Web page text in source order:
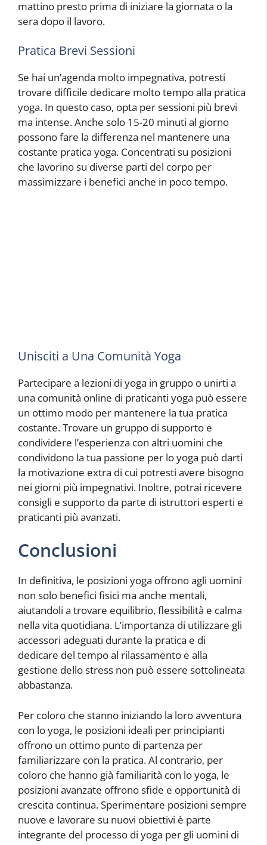
mattino presto prima di iniziare la giornata o la
sera dopo il lavoro.
Pratica Brevi Sessioni
Se hai un’agenda molto impegnativa, potresti
trovare difficile dedicare molto tempo alla pratica
yoga. In questo caso, opta per sessioni più brevi
ma intense. Anche solo 15-20 minuti al giorno
possono fare la differenza nel mantenere una
costante pratica yoga. Concentrati su posizioni
che lavorino su diverse parti del corpo per
massimizzare i benefici anche in poco tempo.
Unisciti a Una Comunità Yoga
Partecipare a lezioni di yoga in gruppo o unirti a
una comunità online di praticanti yoga può essere
un ottimo modo per mantenere la tua pratica
costante. Trovare un gruppo di supporto e
condividere l’esperienza con altri uomini che
condividono la tua passione per lo yoga può darti
la motivazione extra di cui potresti avere bisogno
nei giorni più impegnativi. Inoltre, potrai ricevere
consigli e supporto da parte di istruttori esperti e
praticanti più avanzati.
Conclusioni
In definitiva, le posizioni yoga offrono agli uomini
non solo benefici fisici ma anche mentali,
aiutandoli a trovare equilibrio, flessibilità e calma
nella vita quotidiana. L’importanza di utilizzare gli
accessori adeguati durante la pratica e di
dedicare del tempo al rilassamento e alla
gestione dello stress non può essere sottolineata
abbastanza.
Per coloro che stanno iniziando la loro avventura
con lo yoga, le posizioni ideali per principianti
offrono un ottimo punto di partenza per
familiarizzare con la pratica. Al contrario, per
coloro che hanno già familiarità con lo yoga, le
posizioni avanzate offrono sfide e opportunità di
crescita continua. Sperimentare posizioni sempre
nuove e lavorare su nuovi obiettivi è parte
integrante del processo di yoga per gli uomini di